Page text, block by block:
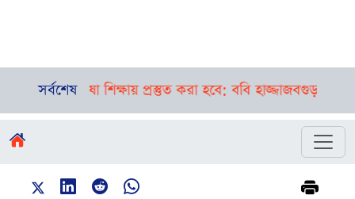
সর্বশেষ
ভাষা শিক্ষায় প্রস্তুত করা হবে: ববি হাজ্জাজবগুড়া-সিলেটে